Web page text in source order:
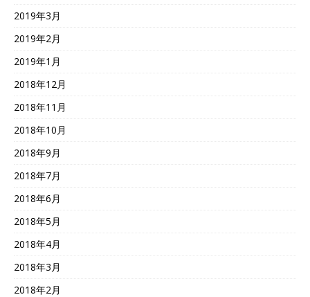
2019年3月
2019年2月
2019年1月
2018年12月
2018年11月
2018年10月
2018年9月
2018年7月
2018年6月
2018年5月
2018年4月
2018年3月
2018年2月